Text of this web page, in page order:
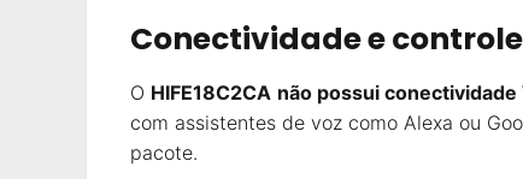
Conectividade e controle
O HIFE18C2CA não possui conectividade
com assistentes de voz como Alexa ou
pacote.